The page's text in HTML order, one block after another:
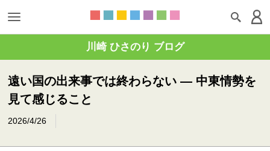
川崎 ひさのり ブログ
遠い国の出来事では終わらない ― 中東情勢を
見て感じること
2026/4/26